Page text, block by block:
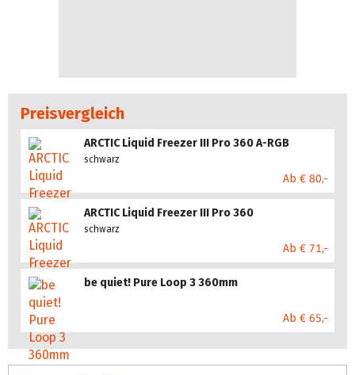
Preisvergleich
ARCTIC Liquid Freezer III Pro 360 A-RGB
schwarz
Ab € 80,-
ARCTIC Liquid Freezer III Pro 360
schwarz
Ab € 71,-
be quiet! Pure Loop 3 360mm
Ab € 65,-